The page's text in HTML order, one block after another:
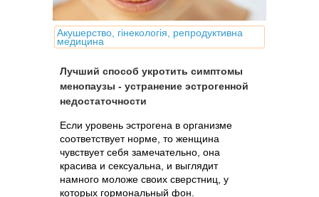
Акушерство, гінекологія, репродуктивна
медицина
Лучший способ укротить симптомы
менопаузы - устранение эстрогенной
недостаточности
Если уровень эстрогена в организме
соответствует норме, то женщина
чувствует себя замечательно, она
красива и сексуальна, и выглядит
намного моложе своих сверстниц, у
которых гормональный фон.